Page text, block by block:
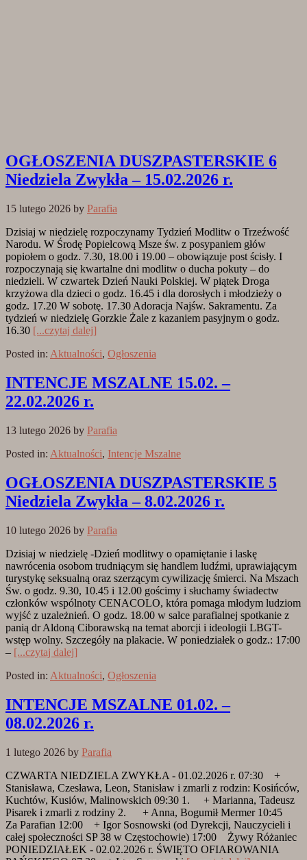
OGŁOSZENIA DUSZPASTERSKIE 6
Niedziela Zwykła – 15.02.2026 r.
15 lutego 2026 by Parafia
Dzisiaj w niedzielę rozpoczynamy Tydzień Modlitw o Trzeźwość
Narodu. W Środę Popielcową Msze św. z posypaniem głów
popiołem o godz. 7.30, 18.00 i 19.00 – obowiązuje post ścisły. I
rozpoczynają się kwartalne dni modlitw o ducha pokuty – do
niedzieli. W czwartek Dzień Nauki Polskiej. W piątek Droga
krzyżowa dla dzieci o godz. 16.45 i dla dorosłych i młodzieży o
godz. 17.20 W sobotę. 17.30 Adoracja Najśw. Sakramentu. Za
tydzień w niedzielę Gorzkie Żale z kazaniem pasyjnym o godz.
16.30 [...czytaj dalej]
Posted in: Aktualności, Ogłoszenia
INTENCJE MSZALNE 15.02. –
22.02.2026 r.
13 lutego 2026 by Parafia
Posted in: Aktualności, Intencje Mszalne
OGŁOSZENIA DUSZPASTERSKIE 5
Niedziela Zwykła – 8.02.2026 r.
10 lutego 2026 by Parafia
Dzisiaj w niedzielę -Dzień modlitwy o opamiętanie i laskę
nawrócenia osobom trudniącym się handlem ludźmi, uprawiającym
turystykę seksualną oraz szerzącym cywilizację śmierci. Na Mszach
Św. o godz. 9.30, 10.45 i 12.00 gościmy i słuchamy świadectw
członków wspólnoty CENACOLO, która pomaga młodym ludziom
wyjść z uzależnień. O godz. 18.00 w salce parafialnej spotkanie z
panią dr Aldoną Ciborawską na temat aborcji i ideologii LBGT-
wstęp wolny. Szczegóły na plakacie. W poniedziałek o godz.: 17:00
– [...czytaj dalej]
Posted in: Aktualności, Ogłoszenia
INTENCJE MSZALNE 01.02. –
08.02.2026 r.
1 lutego 2026 by Parafia
CZWARTA NIEDZIELA ZWYKŁA - 01.02.2026 r. 07:30 +
Stanisława, Czesława, Leon, Stanisław i zmarli z rodzin: Kosińców,
Kuchtów, Kusiów, Malinowskich 09:30 1. + Marianna, Tadeusz
Pisarek i zmarli z rodziny 2. + Anna, Bogumił Mermer 10:45
Za Parafian 12:00 + Igor Sosnowski (od Dyrekcji, Nauczycieli i
całej społeczności SP 38 w Częstochowie) 17:00 Żywy Różaniec
PONIEDZIAŁEK - 02.02.2026 r. ŚWIĘTO OFIAROWANIA